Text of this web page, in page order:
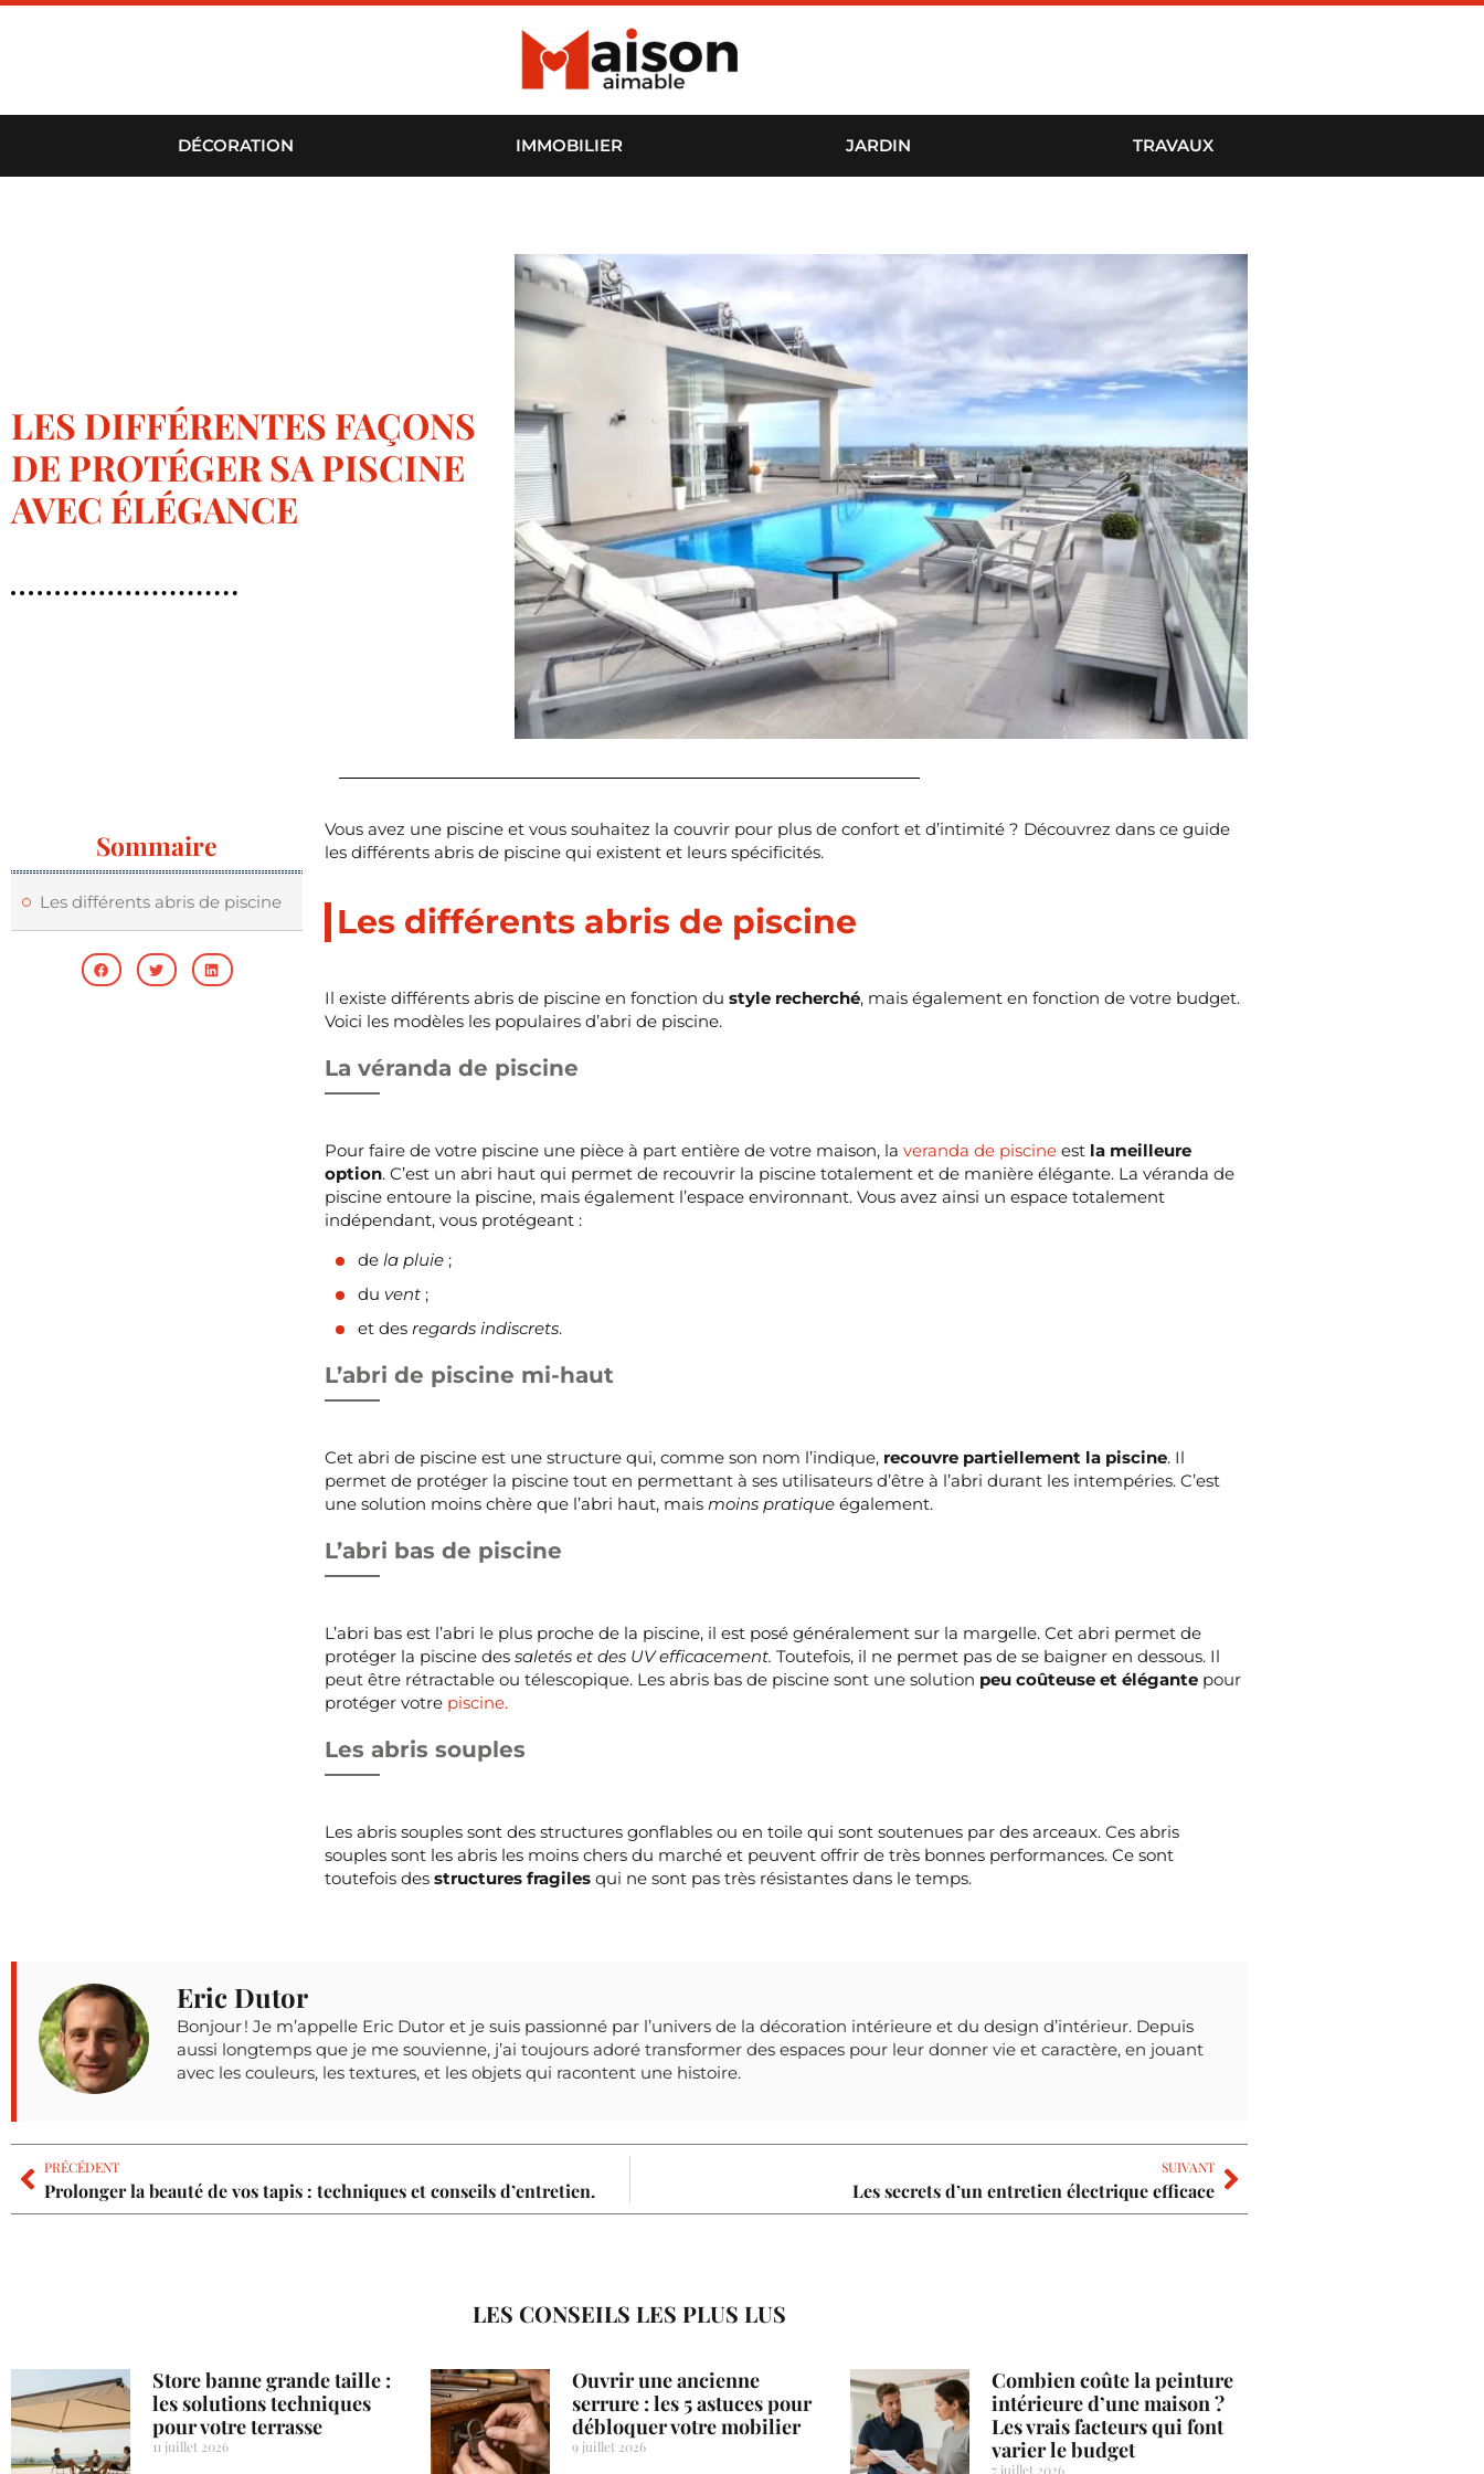
DÉCORATION IMMOBILIER JARDIN TRAVAUX
LES DIFFÉRENTES FAÇONS
DE PROTÉGER SA PISCINE
AVEC ÉLÉGANCE
Sommaire
Les différents abris de piscine
Vous avez une piscine et vous souhaitez la couvrir pour plus de confort et d’intimité ? Découvrez dans ce guide
les différents abris de piscine qui existent et leurs spécificités.
Les différents abris de piscine
Il existe différents abris de piscine en fonction dustyle recherché, mais également en fonction de votre budget.
Voici les modèles les populaires d’abri de piscine.
La véranda de piscine
Pour faire de votre piscine une pièce à part entière de votre maison, laveranda de piscine est la meilleure
option. C’est un abri haut qui permet de recouvrir la piscine totalement et de manière élégante. La véranda de
piscine entoure la piscine, mais également l’espace environnant. Vous avez ainsi un espace totalement
indépendant, vous protégeant :
de la pluie ;
du vent;
et des regards indiscrets.
L’abri de piscine mi-haut
Cet abri de piscine est une structure qui, comme son nom l’indique, recouvre partiellement la piscine. Il
permet de protéger la piscine tout en permettant à ses utilisateurs d’être à l’abri durant les intempéries. C’est
une solution moins chère que l’abri haut, maismoins pratiqueégalement.
L’abri bas de piscine
L’abri bas est l’abri le plus proche de la piscine, il est posé généralement sur la margelle. Cet abri permet de
protéger la piscine des saletés et des UV efficacement.Toutefois, il ne permet pas de se baigner en dessous. Il
peut être rétractable ou télescopique. Les abris bas de piscine sont une solution peu coûteuse et élégante pour
protéger votre piscine.
Les abris souples
Les abris souples sont des structures gonflables ou en toile qui sont soutenues par des arceaux. Ces abris
souples sont les abris les moins chers du marché et peuvent offrir de très bonnes performances. Ce sont
toutefois desstructures fragiles qui ne sont pas très résistantes dans le temps.
Eric Dutor
Bonjour ! Je m’appelle Eric Dutor et je suis passionné par l’univers de la décoration intérieure et du design d’intérieur. Depuis
aussi longtemps que je me souvienne, j’ai toujours adoré transformer des espaces pour leur donner vie et caractère, en jouant
avec les couleurs, les textures, et les objets qui racontent une histoire.
PRÉCÉDENT
Prolonger la beauté de vos tapis : techniques et conseils d’entretien.
SUIVANT
Les secrets d’un entretien électrique efficace
LES CONSEILS LES PLUS LUS
Store banne grande taille :
les solutions techniques
pour votre terrasse
11 juillet 2026
Ouvrir une ancienne
serrure : les 5 astuces pour
débloquer votre mobilier
9 juillet 2026
Combien coûte la peinture
intérieure d’une maison ?
Les vrais facteurs qui font
varier le budget
7 juillet 2026